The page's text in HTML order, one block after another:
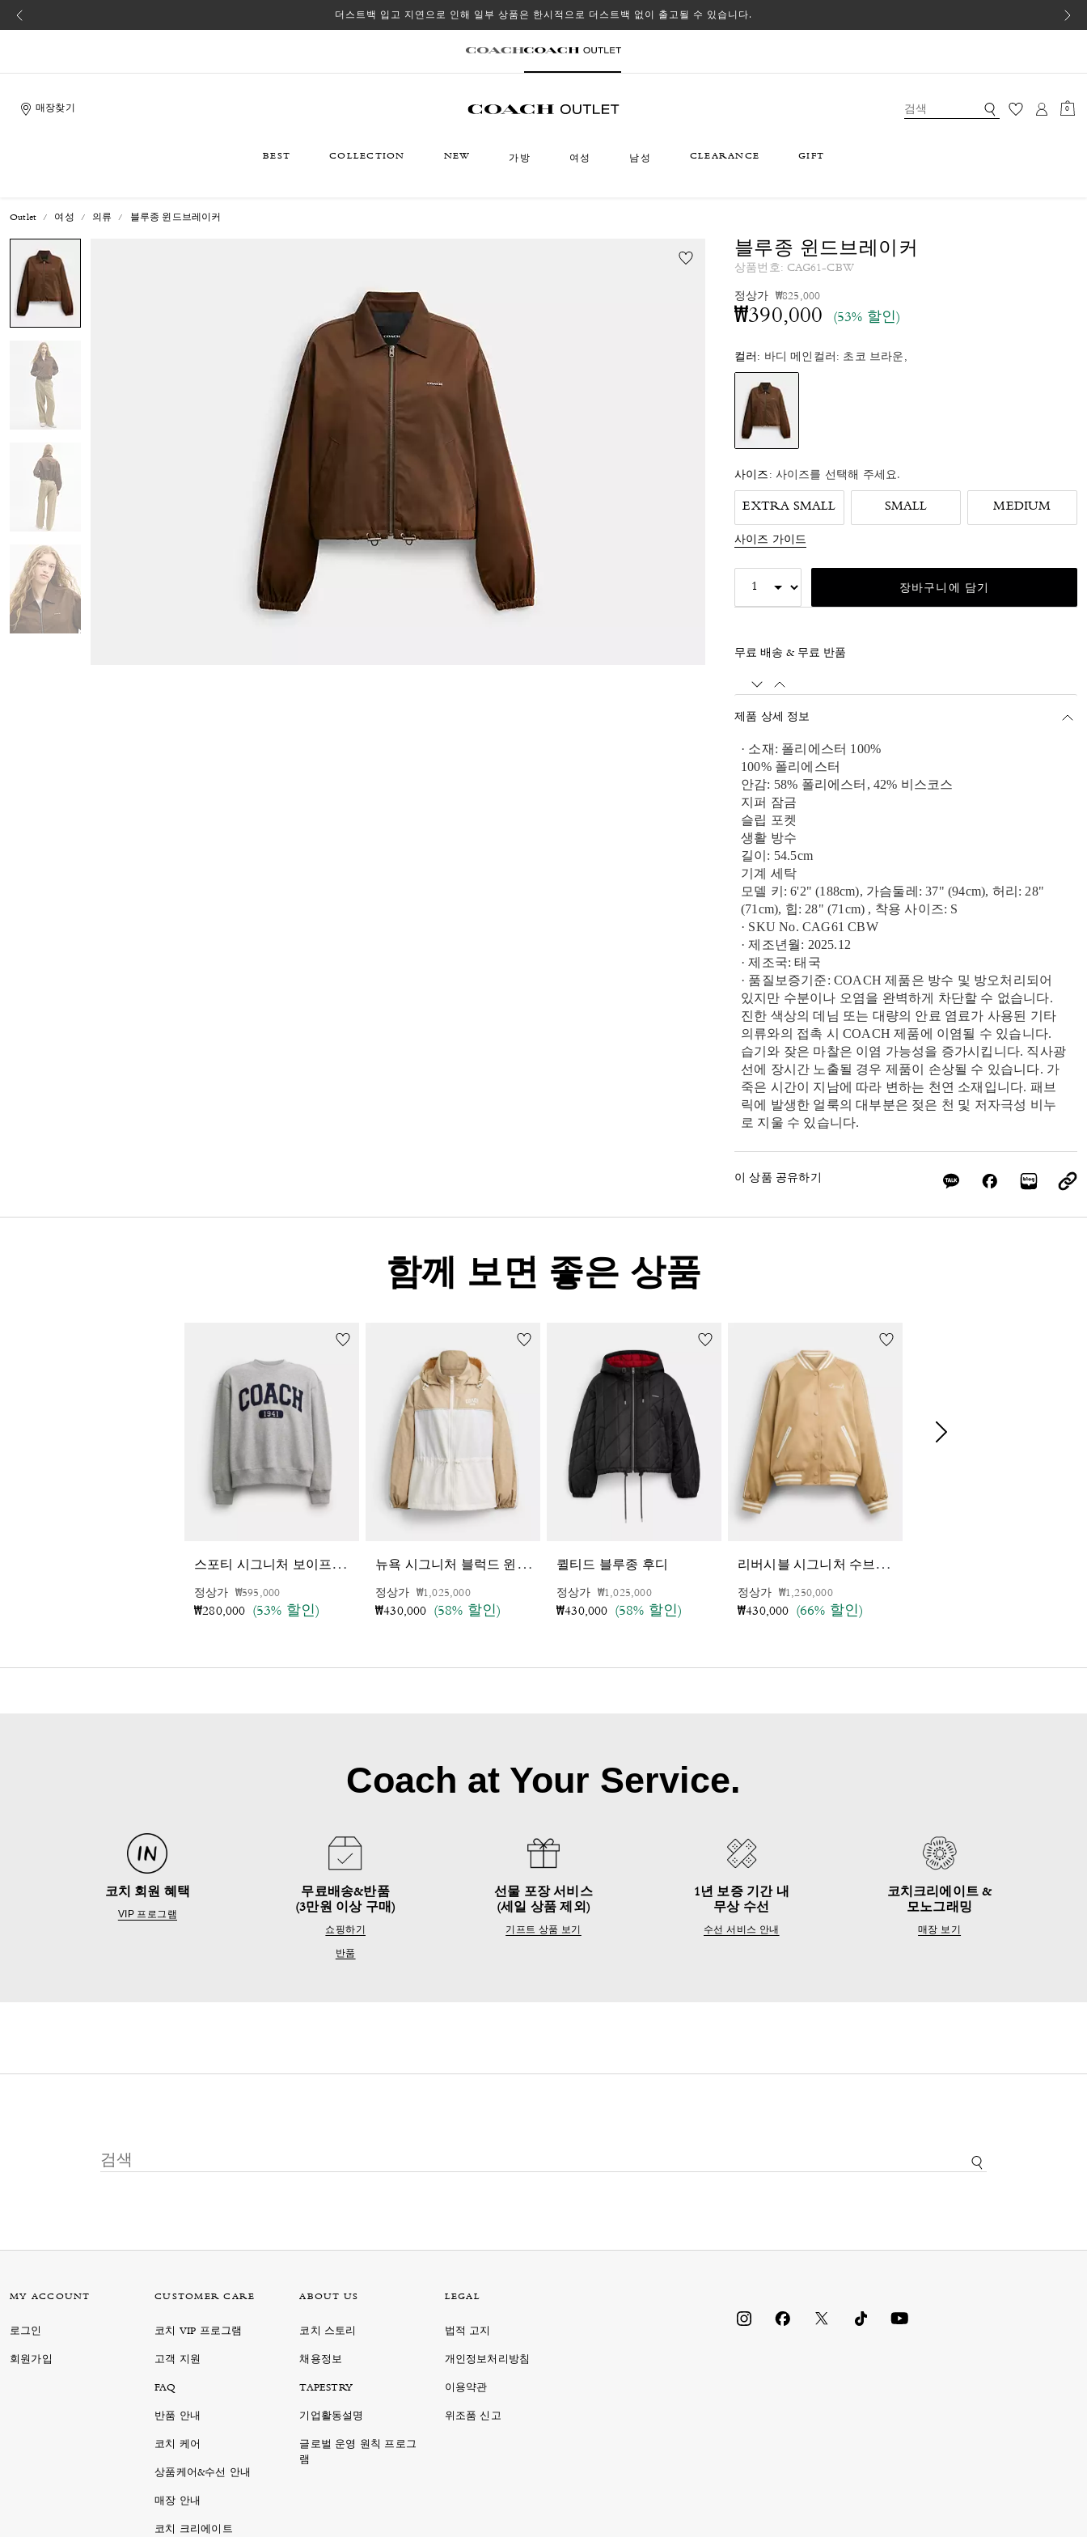
더스트백 입고 지연으로 인해 일부 상품은 한시적으로 더스트백 없이 출고될 수 있습니다.
매장찾기 0
BEST COLLECTION NEW 가방 여성 남성 CLEARANCE GIFT
Outlet 여성 의류 블루종 윈드브레이커
블루종 윈드브레이커
상품번호: CAG61-CBW
정상가 가격 인하 전
₩825,000인하됨
₩390,000 (53% 할인)
컬러: 바디 메인컬러: 초코 브라운,
사이즈: 사이즈를 선택해 주세요.
EXTRA SMALL SMALL MEDIUM
사이즈 가이드
장바구니에 담기
무료 배송 & 무료 반품
제품 상세 정보
· 소재: 폴리에스터 100%
100% 폴리에스터
안감: 58% 폴리에스터, 42% 비스코스
지퍼 잠금
슬립 포켓
생활 방수
길이: 54.5cm
기계 세탁
모델 키: 6'2" (188cm), 가슴둘레: 37" (94cm), 허리: 28"
(71cm), 힙: 28" (71cm) , 착용 사이즈: S
· SKU No. CAG61 CBW
· 제조년월: 2025.12
· 제조국: 태국
· 품질보증기준: COACH 제품은 방수 및 방오처리되어
있지만 수분이나 오염을 완벽하게 차단할 수 없습니다.
진한 색상의 데님 또는 대량의 안료 염료가 사용된 기타
의류와의 접촉 시 COACH 제품에 이염될 수 있습니다.
습기와 잦은 마찰은 이염 가능성을 증가시킵니다. 직사광
선에 장시간 노출될 경우 제품이 손상될 수 있습니다. 가
죽은 시간이 지남에 따라 변하는 천연 소재입니다. 패브
릭에 발생한 얼룩의 대부분은 젖은 천 및 저자극성 비누
로 지울 수 있습니다.
이 상품 공유하기
함께 보면 좋은 상품
스
포티 시그니처 보이프렌드 크루넥 스웻셔츠
정상가 가격 인하 전
₩595,000인하됨
₩280,000 (53% 할인)
뉴
욕 시그니처 블럭드 윈드브레이커 인 리사이클드 폴리아미드
정상가 가격 인하 전
₩1,025,000인하됨
₩430,000 (58% 할인)
퀼티드 블루종 후디
정상가 가격 인하 전
₩1,025,000인하됨
₩430,000 (58% 할인)
리
버시블 시그니처 수브니어 바시티 재킷
정상가 가격 인하 전
₩1,250,000인하됨
₩430,000 (66% 할인)
Coach at Your Service.
코치 회원 혜택
VIP 프로그램
무료배송&반품
(3만원 이상 구매)
쇼핑하기
반품
선물 포장 서비스
(세일 상품 제외)
기프트 상품 보기
1년 보증 기간 내
무상 수선
수선 서비스 안내
코치크리에이트 &
모노그래밍
매장 보기
MY ACCOUNT
로그인
회원가입
CUSTOMER CARE
코치 VIP 프로그램
고객 지원
FAQ
반품 안내
코치 케어
상품케어&수선 안내
매장 안내
코치 크리에이트
ABOUT US
코치 스토리
채용정보
TAPESTRY
기업활동설명
글로벌 운영 원칙 프로그
램
LEGAL
법적 고지
개인정보처리방침
이용약관
위조품 신고